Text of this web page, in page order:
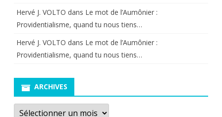
Hervé J. VOLTO dans Le mot de l’Aumônier :
Providentialisme, quand tu nous tiens…
Hervé J. VOLTO dans Le mot de l’Aumônier :
Providentialisme, quand tu nous tiens…
ARCHIVES
Archives